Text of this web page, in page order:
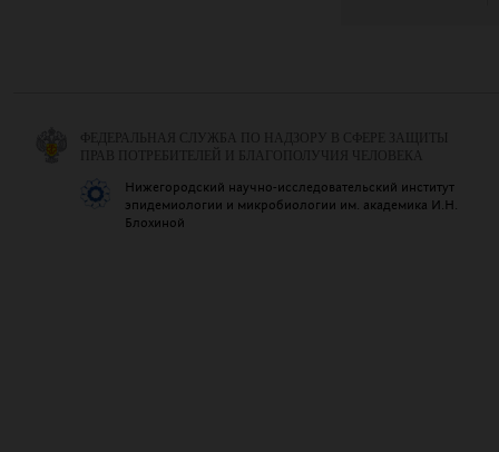
ФЕДЕРАЛЬНАЯ СЛУЖБА ПО НАДЗОРУ В СФЕРЕ ЗАЩИТЫ
ПРАВ ПОТРЕБИТЕЛЕЙ И БЛАГОПОЛУЧИЯ ЧЕЛОВЕКА
Нижегородский научно-исследовательский институт
эпидемиологии и микробиологии им. академика И.Н.
Блохиной